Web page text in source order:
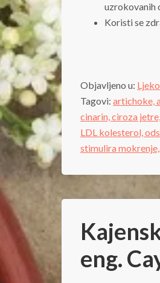
uzrokovanih
Koristi se
Objavljeno u:
Tagovi: artichoke,
cinarin,ciroza jetre,
LDL kolesterol,
stimulira mokrenje,
eng.